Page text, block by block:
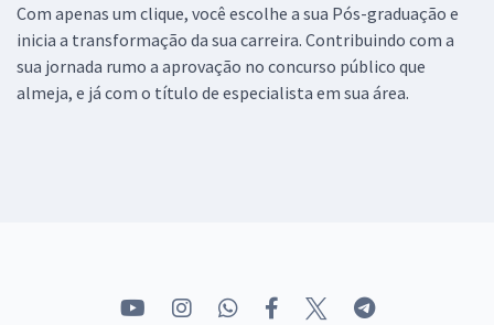
Com apenas um clique, você escolhe a sua Pós-graduação e
inicia a transformação da sua carreira. Contribuindo com a
sua jornada rumo a aprovação no concurso público que
almeja, e já com o título de especialista em sua área.